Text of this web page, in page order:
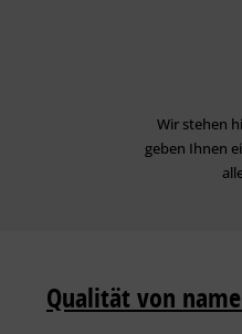
Wir stehen
geben Ihnen
Qualität von